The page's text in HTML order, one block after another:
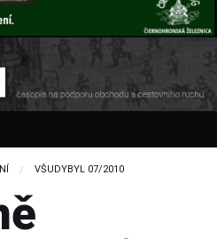
VŠUDYBYL 07/2010